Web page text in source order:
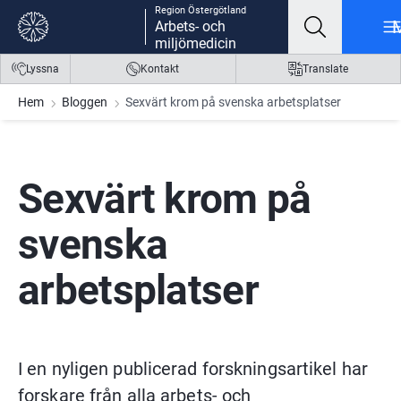
Gå till innehåll
Gå till meny
Gå till sidfot
Region Östergötland
Arbets- och
miljömedicin
Lyssna Kontakt Translate
Hem Bloggen Sexvärt krom på svenska arbetsplatser
Sexvärt krom på
svenska
arbetsplatser
I en nyligen publicerad forskningsartikel har
forskare från alla arbets- och